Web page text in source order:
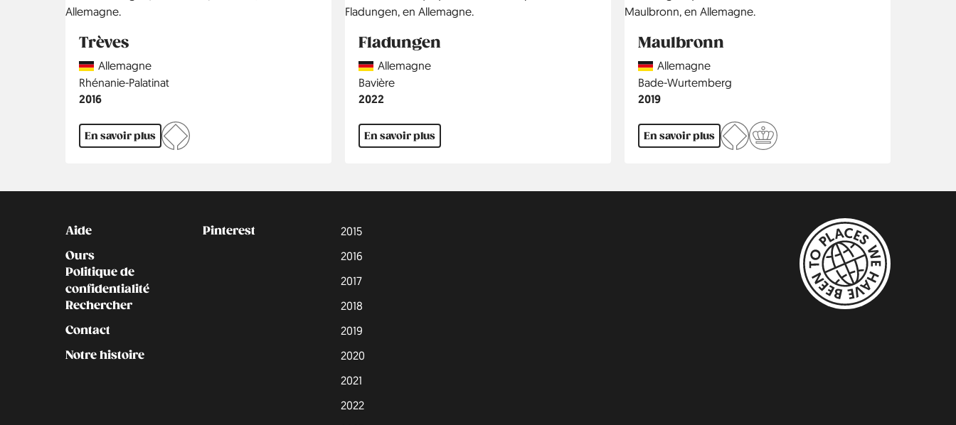
Trèves
CountryAllemagne
Région
Rhénanie-Palatinat
Année
2016
En savoir plus
Fladungen
CountryAllemagne
Région
Bavière
Année
2022
En savoir plus
Maulbronn
CountryAllemagne
Région
Bade-Wurtemberg
Année
2019
En savoir plus
Kontakt
Aide
Ours
Politique de
confidentialité
Rechercher
Contact
Notre histoire
Social
Pinterest
2015
2016
2017
2018
2019
2020
2021
2022